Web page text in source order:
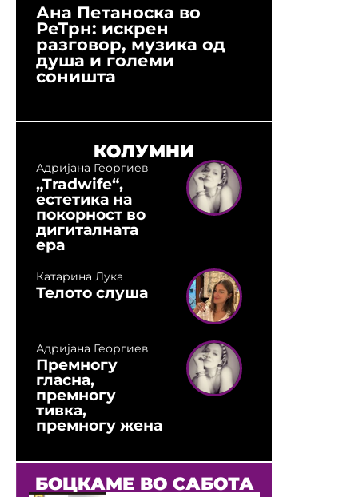
Ана Петаноска во
РеТрн: искрен
разговор, музика од
душа и големи
соништа
КОЛУМНИ
Адријана Георгиев
„Tradwife“,
естетика на
покорност во
дигиталната
ера
Катарина Лука
Телото слуша
Адријана Георгиев
Премногу
гласна,
премногу
тивка,
премногу жена
БОЦКАМЕ ВО САБОТА